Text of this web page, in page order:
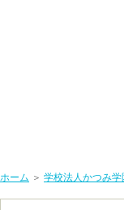
ホーム ＞ 学校法人かつみ